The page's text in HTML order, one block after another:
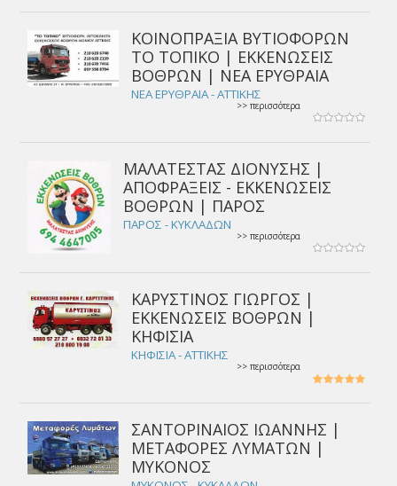
ΚΟΙΝΟΠΡΑΞΙΑ ΒΥΤΙΟΦΟΡΩΝ
ΤΟ ΤΟΠΙΚΟ | ΕΚΚΕΝΩΣΕΙΣ
ΒΟΘΡΩΝ | ΝΕΑ ΕΡΥΘΡΑΙΑ
ΝΕΑ ΕΡΥΘΡΑΙΑ - ΑΤΤΙΚΗΣ
>> περισσότερα
ΜΑΛΑΤΕΣΤΑΣ ΔΙΟΝΥΣΗΣ |
ΑΠΟΦΡΑΞΕΙΣ - ΕΚΚΕΝΩΣΕΙΣ
ΒΟΘΡΩΝ | ΠΑΡΟΣ
ΠΑΡΟΣ - ΚΥΚΛΑΔΩΝ
>> περισσότερα
ΚΑΡΥΣΤΙΝΟΣ ΓΙΩΡΓΟΣ |
ΕΚΚΕΝΩΣΕΙΣ ΒΟΘΡΩΝ |
ΚΗΦΙΣΙΑ
ΚΗΦΙΣΙΑ - ΑΤΤΙΚΗΣ
>> περισσότερα
ΣΑΝΤΟΡΙΝΑΙΟΣ ΙΩΑΝΝΗΣ |
ΜΕΤΑΦΟΡΕΣ ΛΥΜΑΤΩΝ |
ΜΥΚΟΝΟΣ